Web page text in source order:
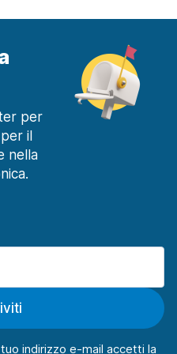
Centrale
Rogoredo
per
il
nella
indirizzo e-mail accetti la